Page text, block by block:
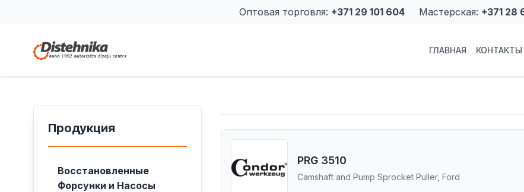
Оптовая торговля: +371 29 101 604 Мастерская: +371 28
ГЛАВНАЯ КОНТАКТЫ
Продукция
Восстановленные
Форсунки и Насосы
PRG 3510
Camshaft and Pump Sprocket Puller, Ford